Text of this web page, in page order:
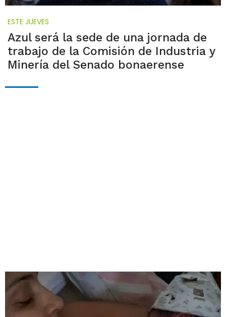
ESTE JUEVES
Azul será la sede de una jornada de
trabajo de la Comisión de Industria y
Minería del Senado bonaerense